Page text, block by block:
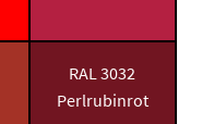
RAL 3032
Perlrubinrot